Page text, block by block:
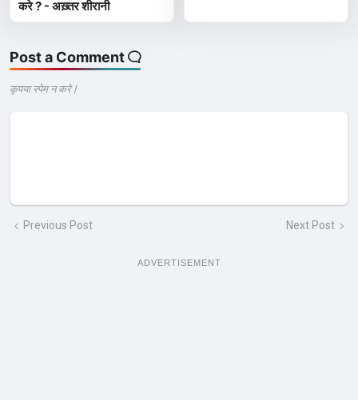
करे ? - अख़्तर शीरानी
Post a Comment
कृपया स्पेम न करे |
Previous Post Next Post
ADVERTISEMENT